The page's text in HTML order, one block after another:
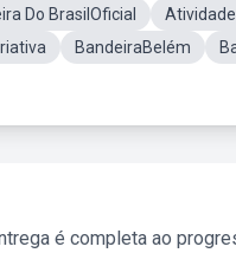
Do BrasilOficial
BandeiraBelém
é completa ao